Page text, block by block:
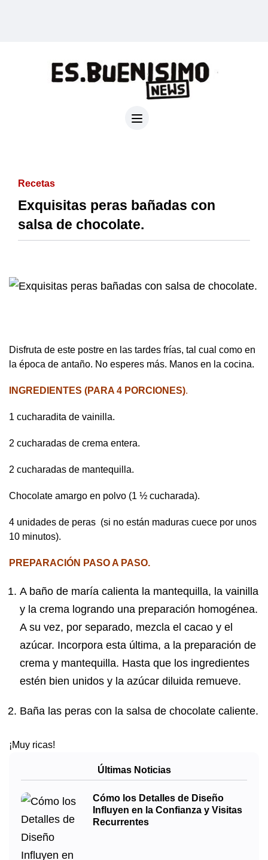
Recetas
Exquisitas peras bañadas con
salsa de chocolate.
Disfruta de este postre en las tardes frías, tal cual como en
la época de antaño. No esperes más. Manos en la cocina.
INGREDIENTES (PARA 4 PORCIONES).
1 cucharadita de vainilla.
2 cucharadas de crema entera.
2 cucharadas de mantequilla.
Chocolate amargo en polvo (1 ½ cucharada).
4 unidades de peras (si no están maduras cuece por unos
10 minutos).
PREPARACIÓN PASO A PASO.
A baño de maría calienta la mantequilla, la vainilla
y la crema logrando una preparación homogénea.
A su vez, por separado, mezcla el cacao y el
azúcar. Incorpora esta última, a la preparación de
crema y mantequilla. Hasta que los ingredientes
estén bien unidos y la azúcar diluida remueve.
Baña las peras con la salsa de chocolate caliente.
¡Muy ricas!
Últimas Noticias
Cómo los Detalles de Diseño
Influyen en la Confianza y Visitas
Recurrentes